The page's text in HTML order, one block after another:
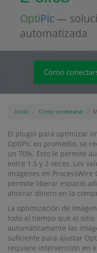
OptiPic —
automatizada
Cómo
Inicio Cómo conectarse
El plugin para optimizar
OptiPic en promedio, se
un 70%. Esto le permite
entre 1.5 y 2 veces. Los
imágenes en ProcessWire
permite liberar espacio
ahorrar dinero en la
La optimización de
todo el tiempo que el
automáticamente las
suficiente para ajustar
requiere intervención en